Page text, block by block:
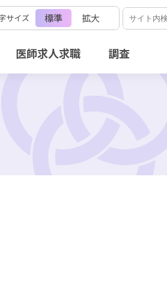
サイズ 標準 拡大
医師求人求職 調査